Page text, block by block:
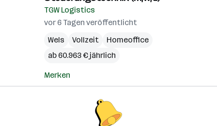
TGW Logistics
vor 6 Tagen veröffentlicht
Wels
Vollzeit
Homeoffice
ab 60.963 € jährlich
Merken